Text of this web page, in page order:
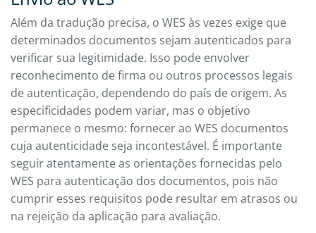
Além da tradução precisa, o WES às vezes exige que
determinados documentos sejam autenticados para
verificar sua legitimidade. Isso pode envolver
reconhecimento de firma ou outros processos legais
de autenticação, dependendo do país de origem. As
especificidades podem variar, mas o objetivo
permanece o mesmo: fornecer ao WES documentos
cuja autenticidade seja incontestável. É importante
seguir atentamente as orientações fornecidas pelo
WES para autenticação dos documentos, pois não
cumprir esses requisitos pode resultar em atrasos ou
na rejeição da aplicação para avaliação.